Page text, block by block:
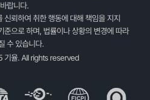
바랍니다.
신뢰하여 취한 행동에 대해 책임을 지지
준으로 하며, 법률이나 상황의 변경에 따라
수 있습니다.
율. All rights reserved